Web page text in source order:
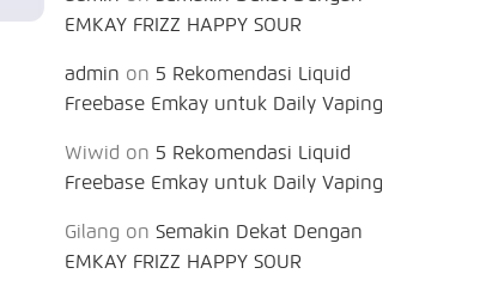
EMKAY FRIZZ HAPPY SOUR
admin on 5 Rekomendasi Liquid
Freebase Emkay untuk Daily Vaping
Wiwid on 5 Rekomendasi Liquid
Freebase Emkay untuk Daily Vaping
Gilang on Semakin Dekat Dengan
EMKAY FRIZZ HAPPY SOUR